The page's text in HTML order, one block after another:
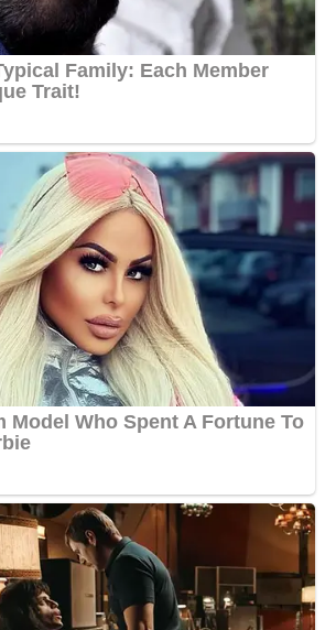
Pour les heureux élus… Fêtez
on a un truc à vous dire. » , a-t-il fait
de NG Bling ?
dans les propos de NG Bling est
énigmatique. Après de mûres
pourrait évoquer l’hypothèse
candidats admis. En effet, l’artiste
vers ceux qui ont eu le Baccalauréat
des conseils sur leur choix de filière.
serait très bonne, car c’est une
la vie d’un étudiant. Tout compte
édifiera au mieux sur les réelles
derrière son message.